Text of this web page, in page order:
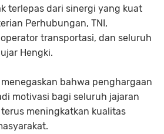
terlepas dari sinergi yang kuat
Perhubungan, TNI,
transportasi, dan seluruh
Hengki.
bahwa penghargaan
motivasi bagi seluruh jajaran
meningkatkan kualitas